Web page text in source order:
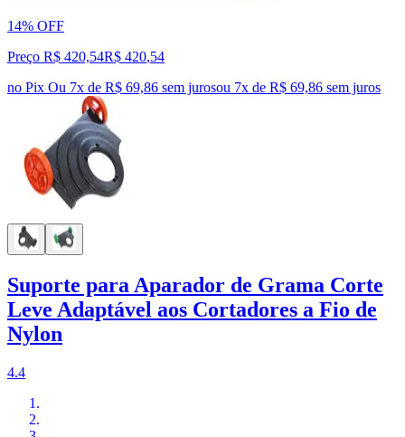
14% OFF
Preço R$ 420,54R$ 420,54
no Pix Ou 7x de R$ 69,86 sem jurosou 7x de R$ 69,86 sem juros
Suporte para Aparador de Grama Corte
Leve Adaptável aos Cortadores a Fio de
Nylon
4.4